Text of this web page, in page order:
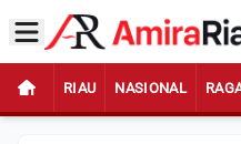
RIAU NASIONAL